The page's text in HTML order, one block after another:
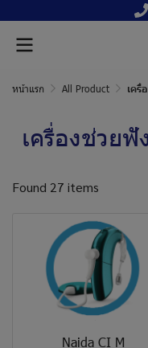
หน้าแรก All Product เครื่
เครื่องช่วย
Found 27 items
Naida CI M